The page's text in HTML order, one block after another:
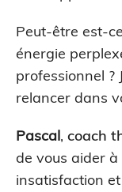
Peut-être est-
énergie
professionnel ?
relancer dans
Pascal, coach
de vous aider
insatisfaction